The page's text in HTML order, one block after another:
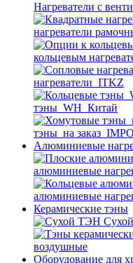
Нагреватели с
нагреватели
кольцевым
нагреватели_ITKZ
тэны_WH_Китай
тэны_на
Алюминиевые
алюминиевые
алюминиевые
Керамические тэны
воздушные
Оборудование для